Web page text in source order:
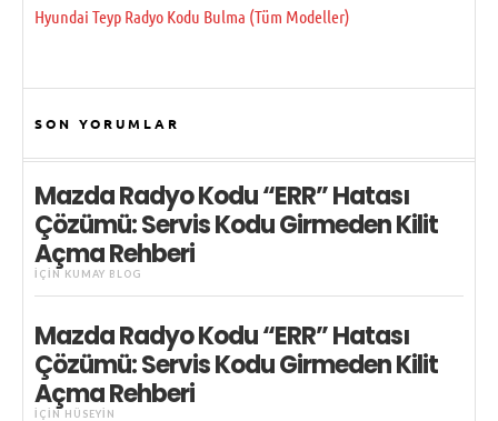
Hyundai Teyp Radyo Kodu Bulma (Tüm Modeller)
SON YORUMLAR
Mazda Radyo Kodu “ERR” Hatası
Çözümü: Servis Kodu Girmeden Kilit
Açma Rehberi
IÇIN KUMAY BLOG
Mazda Radyo Kodu “ERR” Hatası
Çözümü: Servis Kodu Girmeden Kilit
Açma Rehberi
IÇIN HÜSEYIN